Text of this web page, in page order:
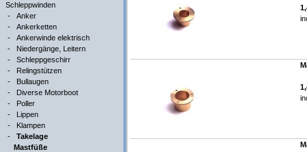
Schleppwinden
- Anker
- Ankerketten
- Ankerwinde elektrisch
- Niedergänge, Leitern
- Schleppgeschirr
- Relingstützen
- Bullaugen
- Diverse Motorboot
- Poller
- Lippen
- Klampen
- Takelage
Mastfüße